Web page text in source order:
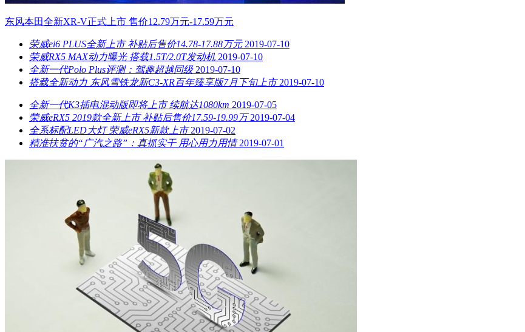
东风本田全新XR-V正式上市 售价12.79万元-17.59万元
荣威ei6 PLUS全新上市 补贴后售价14.78-17.88万元 2019-07-10
​荣威RX5 MAX动力曝光 搭载1.5T/2.0T发动机 2019-07-10
​全新一代Polo Plus评测：驾趣超越同级 2019-07-10
搭载全新动力 东风雪铁龙新C3-XR百年臻享版7月下旬上市 2019-07-10
全新一代K3插电混动版即将上市 续航达1080km 2019-07-05
荣威eRX5 2019款全新上市 补贴后售价17.59-19.99万 2019-07-04
全系标配LED大灯 荣威eRX5新款上市 2019-07-02
精准扶贫的“广汽之路”：真抓实干 用心用力用情 2019-07-01